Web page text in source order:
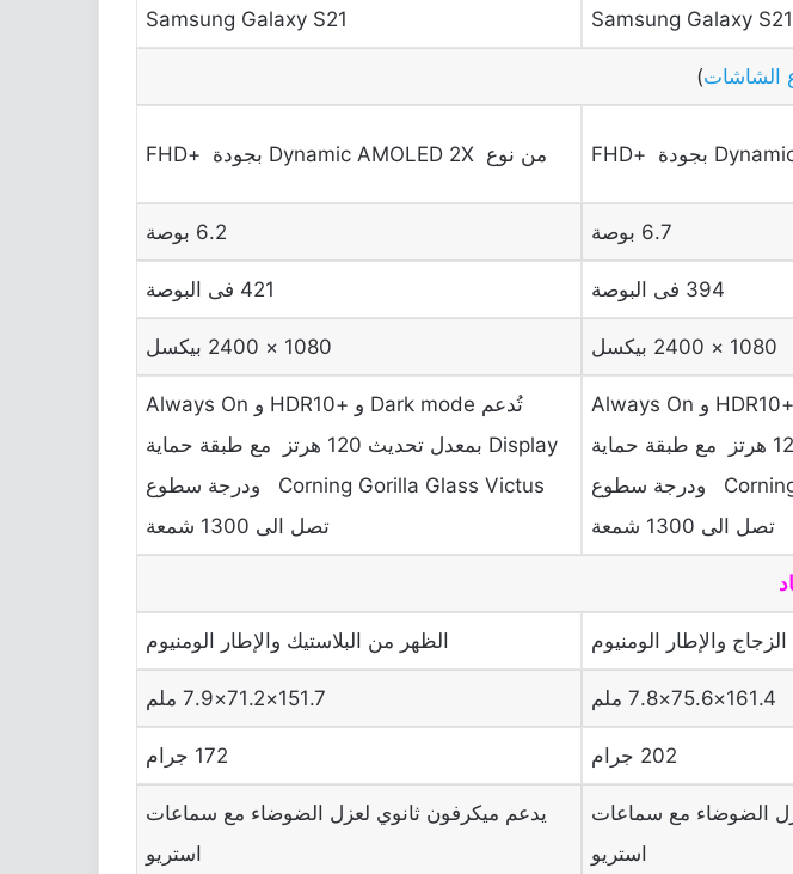
Samsung Galaxy S21
Samsung Galaxy S21
الشاشات)
من نوع Dynamic AMOLED 2X بجودة +FHD
6.7 بوصة 6.2 بوصة
394 فى البوصة 421 فى البوصة
1080 × 2400 بيكسل 1080 × 2400 بيكسل
تُدعم Dark mode و +HDR10 و Always On
Display بمعدل تحديث 120 هرتز مع طبقة حماية
Corning Gorilla Glass Victus ودرجة سطوع
تصل الى 1300 شمعة
تُدعم Dark mode و +HDR10 و Always On
Display بمعدل تحديث 120 هرتز مع طبقة حماية
Corning Gorilla Glass Victus ودرجة سطوع
تصل الى 1300 شمعة
والإطار الومنيوم الظهر من البلاستيك والإطار الومنيوم
161.4×75.6×7.8 ملم 151.7×71.2×7.9 ملم
202 جرام 172 جرام
الضوضاء مع سماعات
استريو
يدعم ميكرفون ثانوي لعزل الضوضاء مع سماعات
استريو